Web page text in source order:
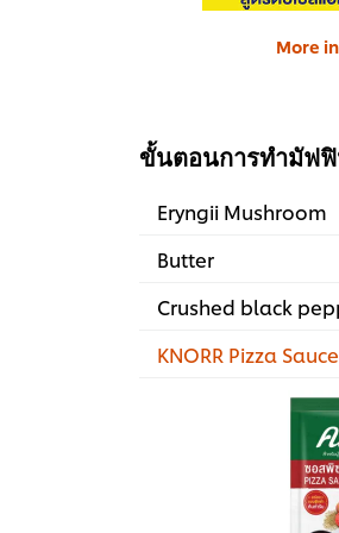
More
ขั้นตอนการทำมัฟ
Eryngii Mushroom
Butter
Crushed black
KNORR Pizza